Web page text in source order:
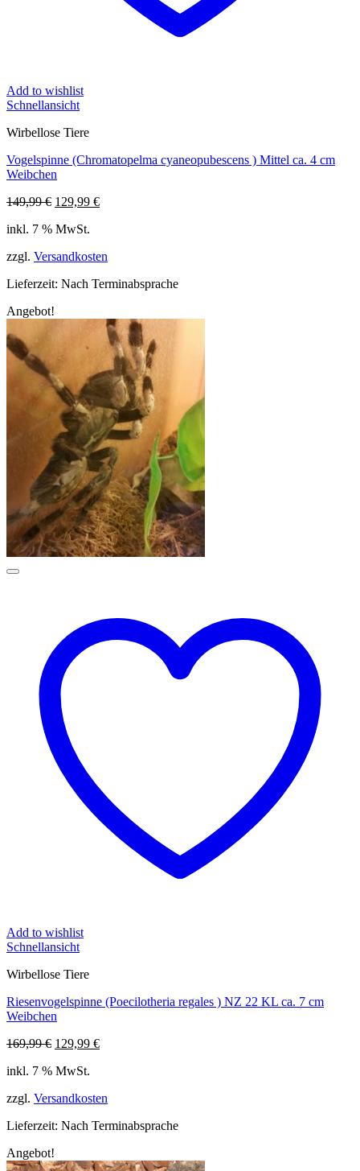
Add to wishlist
Schnellansicht
Wirbellose Tiere
Vogelspinne (Chromatopelma cyaneopubescens ) Mittel ca. 4 cm
Weibchen
149,99€ Ursprünglicher
war:
129,99 €Aktueller
inkl. 7 % MwSt.
zzgl. Versandkosten
Lieferzeit: Nach Terminabsprache
Angebot!
Add to wishlist
Schnellansicht
Wirbellose Tiere
Riesenvogelspinne (Poecilotheria regales ) NZ 22 KL ca. 7 cm
Weibchen
169,99€ Ursprünglicher
war:
129,99 €Aktueller
inkl. 7 % MwSt.
zzgl. Versandkosten
Lieferzeit: Nach Terminabsprache
Angebot!